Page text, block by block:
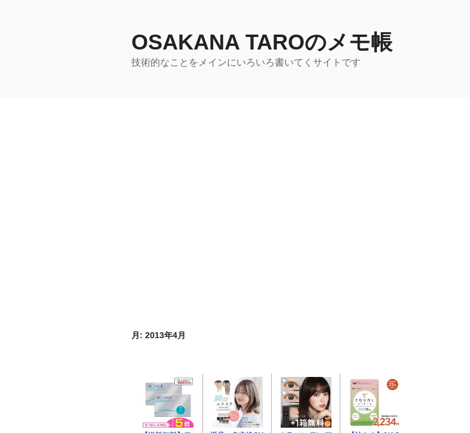
OSAKANA TAROのメモ帳
技術的なことをメインにいろいろ書いてくサイトです
月: 2013年4月